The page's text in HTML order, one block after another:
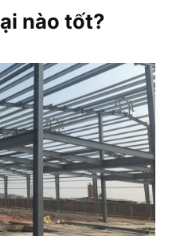
nào tốt?